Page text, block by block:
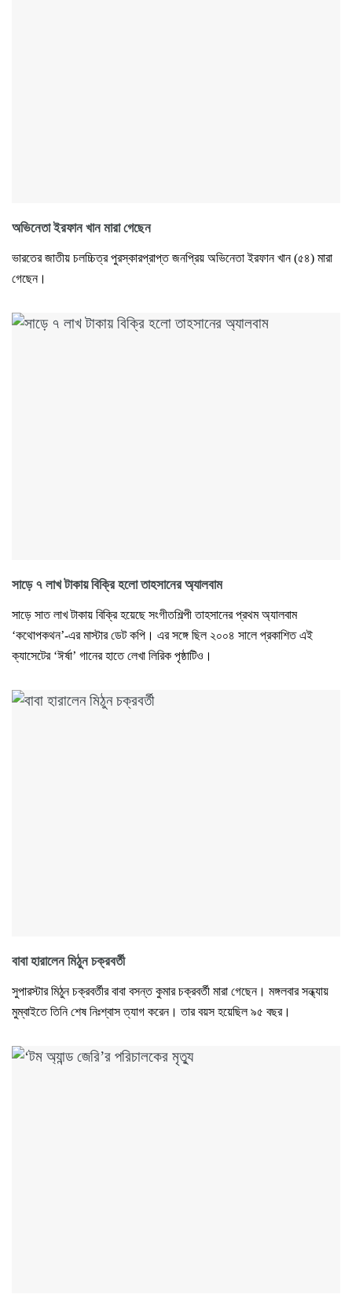
অভিনেতা ইরফান খান মারা গেছেন
ভারতের জাতীয় চলচ্চিত্র পুরস্কারপ্রাপ্ত জনপ্রিয় অভিনেতা ইরফান খান (৫৪) মারা
গেছেন।
সাড়ে ৭ লাখ টাকায় বিক্রি হলো তাহসানের অ্যালবাম
সাড়ে সাত লাখ টাকায় বিক্রি হয়েছে সংগীতশিল্পী তাহসানের প্রথম অ্যালবাম
‌‘কথোপকথন’-এর মাস্টার ডেট কপি। এর সঙ্গে ছিল ২০০৪ সালে প্রকাশিত এই
ক্যাসেটের ‘ঈর্ষা’ গানের হাতে লেখা লিরিক পৃষ্ঠাটিও।
বাবা হারালেন মিঠুন চক্রবর্তী
সুপারস্টার মিঠুন চক্রবর্তীর বাবা বসন্ত কুমার চক্রবর্তী মারা গেছেন। মঙ্গলবার সন্ধ্যায়
মুম্বাইতে তিনি শেষ নিঃশ্বাস ত্যাগ করেন। তার বয়স হয়েছিল ৯৫ বছর।